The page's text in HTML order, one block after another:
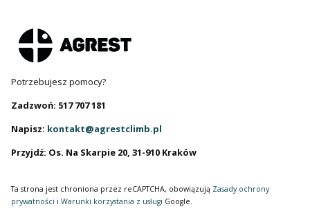
Potrzebujesz pomocy?
Zadzwoń: 517 707 181
Napisz: kontakt@agrestclimb.pl
Przyjdź: Os. Na Skarpie 20, 31-910 Kraków
Ta strona jest chroniona przez reCAPTCHA, obowiązują Zasady ochrony
prywatności i Warunki korzystania z usługi Google.